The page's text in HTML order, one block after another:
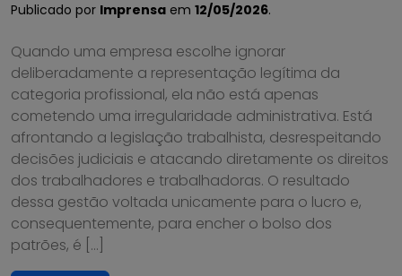
Publicado por Imprensa em 12/05/2026.
Quando uma empresa escolhe ignorar
deliberadamente a representação legítima da
categoria profissional, ela não está apenas
cometendo uma irregularidade administrativa. Está
afrontando a legislação trabalhista, desrespeitando
decisões judiciais e atacando diretamente os direitos
dos trabalhadores e trabalhadoras. O resultado
dessa gestão voltada unicamente para o lucro e,
consequentemente, para encher o bolso dos
patrões, é […]